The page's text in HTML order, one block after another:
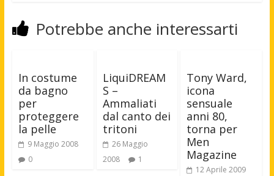
Potrebbe anche interessarti
In costume
da bagno
per
proteggere
la pelle
9 Maggio 2008
0
LiquiDREAM
S –
Ammaliati
dal canto dei
tritoni
26 Maggio
2008
1
Tony Ward,
icona
sensuale
anni 80,
torna per
Men
Magazine
12 Aprile 2009